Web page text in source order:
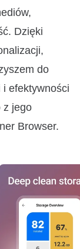
Dzięki
do
efektywności
z jego
Browser.